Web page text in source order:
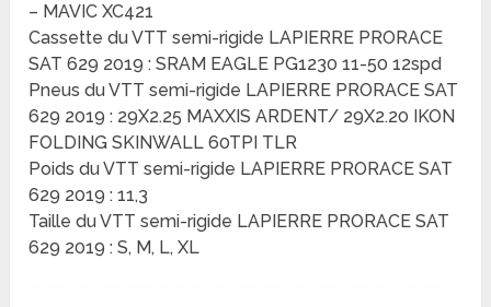
– MAVIC XC421
Cassette du VTT semi-rigide LAPIERRE PRORACE
SAT 629 2019 : SRAM EAGLE PG1230 11-50 12spd
Pneus du VTT semi-rigide LAPIERRE PRORACE SAT
629 2019 : 29X2.25 MAXXIS ARDENT/ 29X2.20 IKON
FOLDING SKINWALL 60TPI TLR
Poids du VTT semi-rigide LAPIERRE PRORACE SAT
629 2019 : 11,3
Taille du VTT semi-rigide LAPIERRE PRORACE SAT
629 2019 : S, M, L, XL